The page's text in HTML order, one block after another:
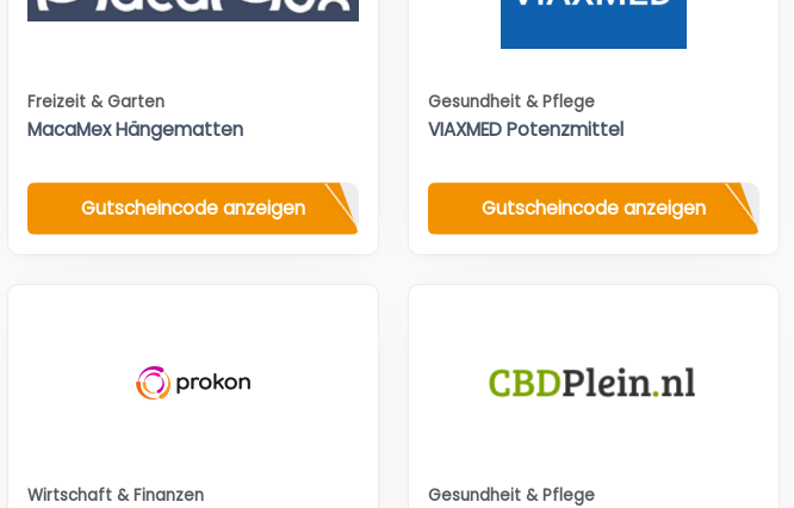
Freizeit & Garten
MacaMex Hängematten
Gutscheincode anzeigen
Gesundheit & Pflege
VIAXMED Potenzmittel
Gutscheincode anzeigen
Wirtschaft & Finanzen Gesundheit & Pflege